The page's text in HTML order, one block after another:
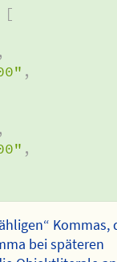
[
,
,
,
,
Kommas,
bei späteren